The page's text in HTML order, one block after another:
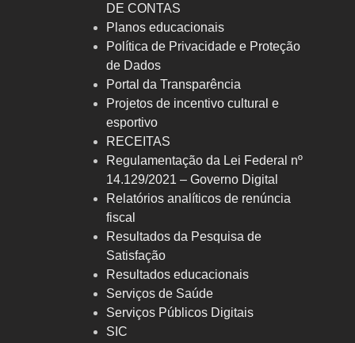
DE CONTAS
Planos educacionais
Política de Privacidade e Proteção
de Dados
Portal da Transparência
Projetos de incentivo cultural e
esportivo
RECEITAS
Regulamentação da Lei Federal nº
14.129/2021 – Governo Digital
Relatórios analíticos de renúncia
fiscal
Resultados da Pesquisa de
Satisfação
Resultados educacionais
Serviços de Saúde
Serviços Públicos Digitais
SIC